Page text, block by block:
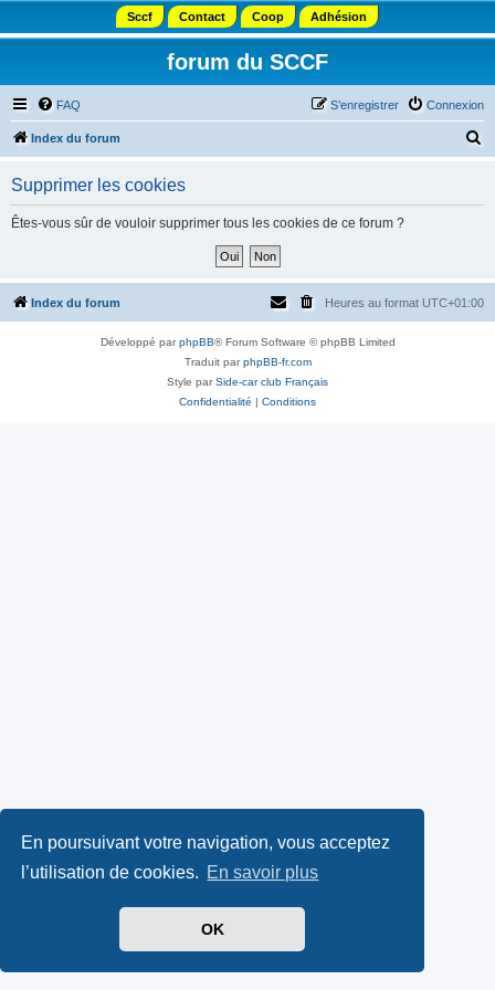
En poursuivant votre navigation, vous acceptez
l’utilisation de cookies. En savoir plus
OK
Sccf Contact Coop Adhésion
forum du SCCF
FAQ Connexion
S’enregistrer
Index du forum
h
Supprimer les cookies
Êtes-vous sûr de vouloir supprimer tous les cookies de ce forum ?
Index du forum Heures au format UTC+01:00
Développé parphpBB® Forum Software © phpBB Limited
Traduit parphpBB-fr.com
Style parSide-car club Français
Confidentialité | Conditions